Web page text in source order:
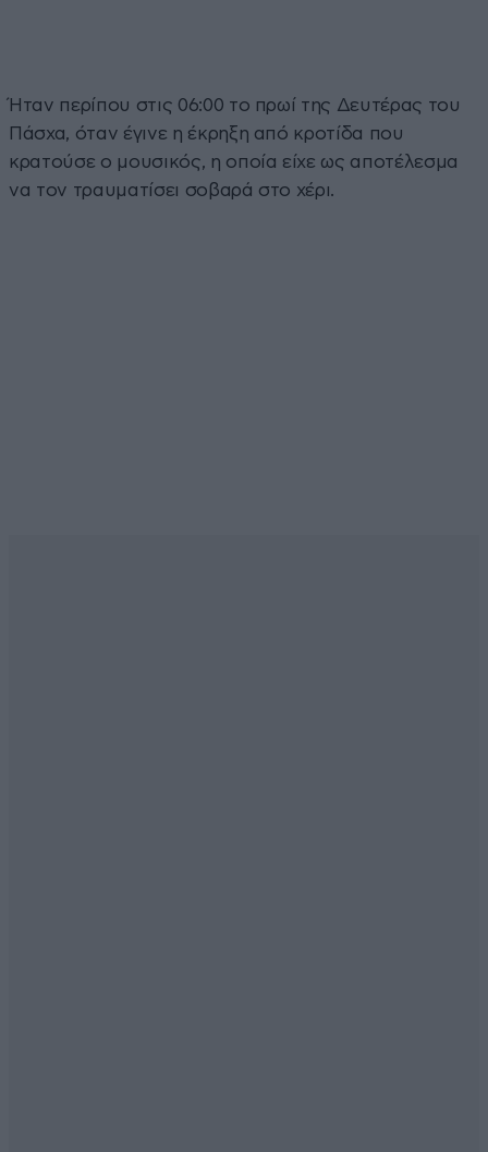
Ήταν περίπου στις 06:00 το πρωί της Δευτέρας του
Πάσχα, όταν έγινε η έκρηξη από κροτίδα που
κρατούσε ο μουσικός, η οποία είχε ως αποτέλεσμα
να τον τραυματίσει σοβαρά στο χέρι.